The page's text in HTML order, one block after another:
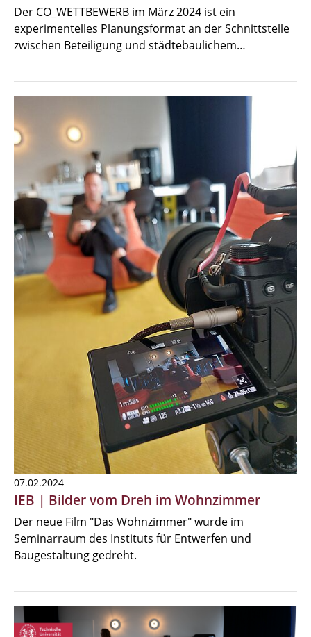
Der CO_WETTBEWERB im März 2024 ist ein
experimentelles Planungsformat an der Schnittstelle
zwischen Beteiligung und städtebaulichem…
07.02.2024
IEB | Bilder vom Dreh im Wohnzimmer
Der neue Film "Das Wohnzimmer" wurde im
Seminarraum des Instituts für Entwerfen und
Baugestaltung gedreht.